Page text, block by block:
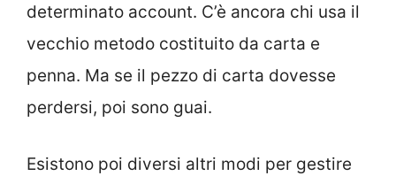
determinato account. C’è ancora chi usa il
vecchio metodo costituito da carta e
penna. Ma se il pezzo di carta dovesse
perdersi, poi sono guai.
Esistono poi diversi altri modi per gestire